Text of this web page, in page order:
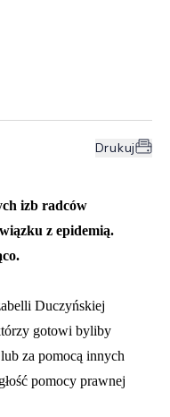
Drukuj
izb radców
z epidemią.
Duczyńskiej
gotowi byliby
za pomocą innych
pomocy prawnej